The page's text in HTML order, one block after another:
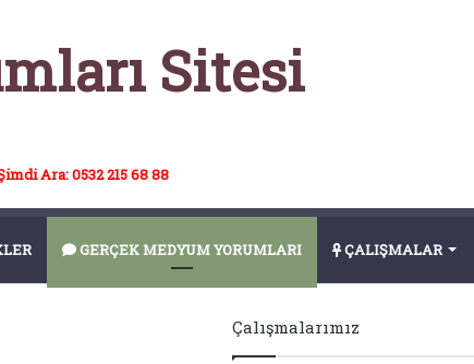
Sitesi
Ara: 0532 215 68 88
GERÇEK MEDYUM YORUMLARI ÇALIŞMALAR
Çalışmalarımız